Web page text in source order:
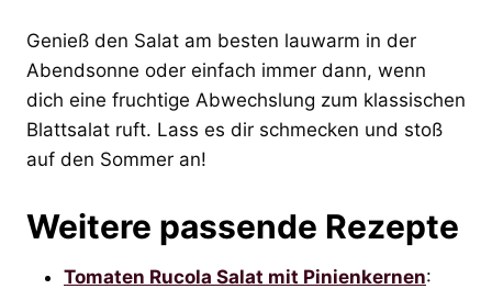
Genieß den Salat am besten lauwarm in der
Abendsonne oder einfach immer dann, wenn
dich eine fruchtige Abwechslung zum klassischen
Blattsalat ruft. Lass es dir schmecken und stoß
auf den Sommer an!
Weitere passende Rezepte
Tomaten Rucola Salat mit Pinienkernen: